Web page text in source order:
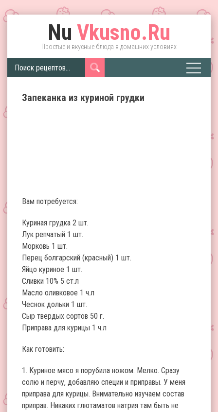
Nu Vkusno.Ru
Простые и вкусные блюда в домашних условиях
Запеканка из куриной грудки
Вам потребуется:
Куриная грудка 2 шт.
Лук репчатый 1 шт.
Морковь 1 шт.
Перец болгарский (красный) 1 шт.
Яйцо куриное 1 шт.
Сливки 10% 5 ст.л
Масло оливковое 1 ч.л
Чеснок дольки 1 шт.
Сыр твердых сортов 50 г.
Приправа для курицы 1 ч.л
Как готовить:
1. Куриное мясо я порубила ножом. Мелко. Сразу
солю и перчу, добавляю специи и приправы. У меня
приправа для курицы. Внимательно изучаем состав
приправ. Никаких глютаматов натрия там быть не